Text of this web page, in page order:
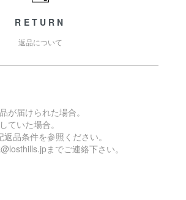
RETURN
返品について
が届けられた場合。
ていた場合。
品条件を参照ください。
までご連絡下さい。